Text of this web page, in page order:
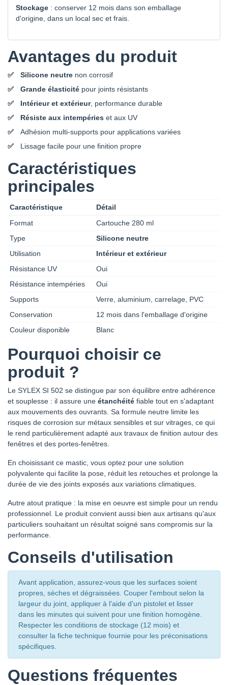
Stockage : conserver 12 mois dans son emballage
d'origine, dans un local sec et frais.
Avantages du produit
Silicone neutre non corrosif
Grande élasticité pour joints résistants
Intérieur et extérieur, performance durable
Résiste aux intempéries et aux UV
Adhésion multi-supports pour applications variées
Lissage facile pour une finition propre
Caractéristiques
principales
Caractéristique
Détail
Format
Cartouche 280 ml
Type
Silicone neutre
Utilisation
Intérieur et extérieur
Résistance UV
Oui
Résistance intempéries
Oui
Supports
Verre, aluminium, carrelage, PVC
Conservation
12 mois dans l'emballage d'origine
Couleur disponible
Blanc
Pourquoi choisir ce
produit ?
Le SYLEX SI 502 se distingue par son équilibre entre adhérence
et souplesse : il assure une étanchéité fiable tout en s'adaptant
aux mouvements des ouvrants. Sa formule neutre limite les
risques de corrosion sur métaux sensibles et sur vitrages, ce qui
le rend particulièrement adapté aux travaux de finition autour des
fenêtres et des portes-fenêtres.
En choisissant ce mastic, vous optez pour une solution
polyvalente qui facilite la pose, réduit les retouches et prolonge la
durée de vie des joints exposés aux variations climatiques.
Autre atout pratique : la mise en oeuvre est simple pour un rendu
professionnel. Le produit convient aussi bien aux artisans qu'aux
particuliers souhaitant un résultat soigné sans compromis sur la
performance.
Conseils d'utilisation
Avant application, assurez-vous que les surfaces soient
propres, sèches et dégraissées. Couper l'embout selon la
largeur du joint, appliquer à l'aide d'un pistolet et lisser
dans les minutes qui suivent pour une finition homogène.
Respecter les conditions de stockage (12 mois) et
consulter la fiche technique fournie pour les préconisations
spécifiques.
Questions fréquentes